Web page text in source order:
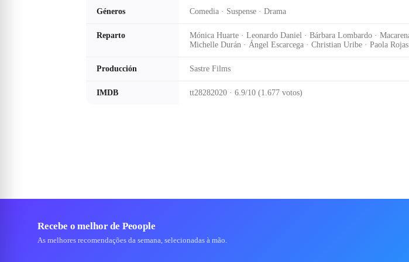
Géneros Comedia · Suspense · Drama
Reparto
Mónica Huarte · Leonardo Daniel · Bárbara Lombardo ·
Michelle Durán · Ángel Escarcega · Christian Uribe · Paola Rojas
Producción Sastre Films
IMDB tt28282020 · 6.9/10 (1.677 votos)
Recebe o melhor de Peoople
As melhores recomendações da semana, selecionadas à mão.